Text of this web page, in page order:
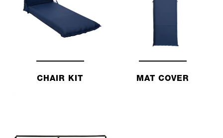
CHAIR KIT MAT COVER